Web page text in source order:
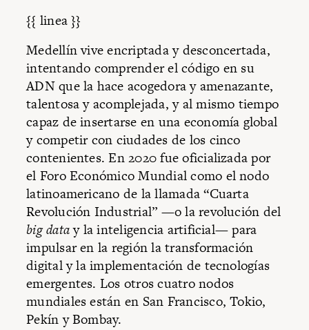
{{ linea }}
Medellín vive encriptada y desconcertada,
intentando comprender el código en su
ADN que la hace acogedora y amenazante,
talentosa y acomplejada, y al mismo tiempo
capaz de insertarse en una economía global
y competir con ciudades de los cinco
contenientes. En 2020 fue oficializada por
el Foro Económico Mundial como el nodo
latinoamericano de la llamada “Cuarta
Revolución Industrial” —o la revolución del
big datay la inteligencia artificial— para
impulsar en la región la transformación
digital y la implementación de tecnologías
emergentes. Los otros cuatro nodos
mundiales están en San Francisco, Tokio,
Pekín y Bombay.